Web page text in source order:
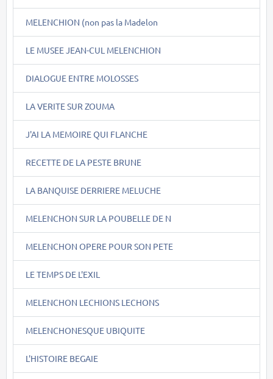
MELENCHION (non pas la Madelon
LE MUSEE JEAN-CUL MELENCHION
DIALOGUE ENTRE MOLOSSES
LA VERITE SUR ZOUMA
J'AI LA MEMOIRE QUI FLANCHE
RECETTE DE LA PESTE BRUNE
LA BANQUISE DERRIERE MELUCHE
MELENCHON SUR LA POUBELLE DE N
MELENCHON OPERE POUR SON PETE
LE TEMPS DE L'EXIL
MELENCHON LECHIONS LECHONS
MELENCHONESQUE UBIQUITE
L'HISTOIRE BEGAIE